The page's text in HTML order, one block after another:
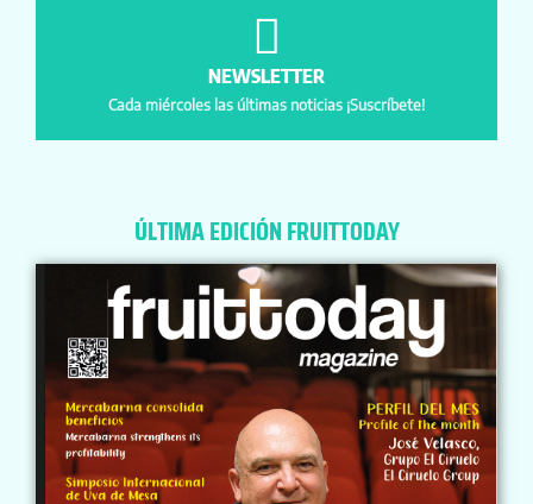
NEWSLETTER
Cada miércoles las últimas noticias ¡Suscríbete!
ÚLTIMA EDICIÓN FRUITTODAY